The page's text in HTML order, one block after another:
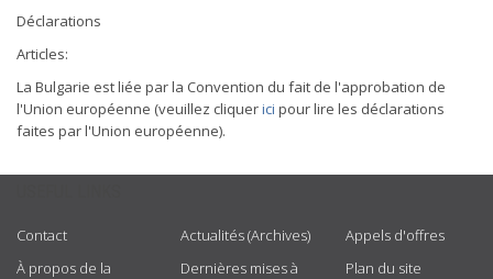
Déclarations
Articles:
La Bulgarie est liée par la Convention du fait de l'approbation de
l'Union européenne (veuillez cliquerici pour lire les déclarations
faites par l'Union européenne).
Contact
À propos de la
Actualités (Archives)
Dernières mises à
Appels d'offres
Plan du site